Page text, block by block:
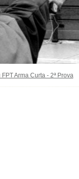
FPT Arma Curta - 2ª Prova